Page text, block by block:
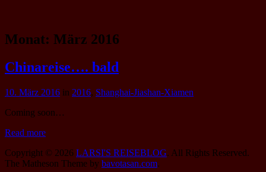
Monat: März 2016
Chinareise…. bald
10. März 2016 in 2016, Shanghai-Jiashan-Xiamen
Coming soon…
Read more
Copyright © 2026 LARSI'S REISEBLOG. All Rights Reserved.
The Matheson Theme by bavotasan.com.